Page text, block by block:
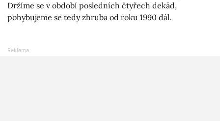
Držíme se v období posledních čtyřech dekád,
pohybujeme se tedy zhruba od roku 1990 dál.